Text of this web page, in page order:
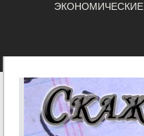
ЭКОНОМИЧЕСКИЕ